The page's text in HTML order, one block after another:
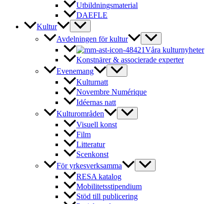
Utbildningsmaterial
DAEFLE
Kultur
Avdelningen för kultur
Våra kulturnyheter
Konstnärer & associerade experter
Evenemang
Kulturnatt
Novembre Numérique
Idéernas natt
Kulturområden
Visuell konst
Film
Litteratur
Scenkonst
För yrkesverksamma
RESA katalog
Mobilitetsstipendium
Stöd till publicering